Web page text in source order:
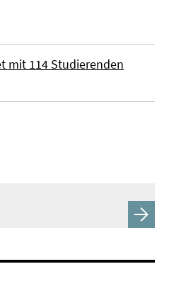
mit 114 Studierenden